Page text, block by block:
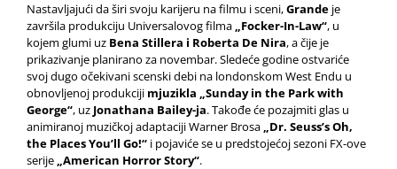
Nastavljajući da širi svoju karijeru na filmu i sceni,Grande je
završila produkciju Universalovog filma „Focker-In-Law“, u
kojem glumi uz Bena Stillera i Roberta De Nira, a čije je
prikazivanje planirano za novembar. Sledeće godine ostvariće
svoj dugo očekivani scenski debi na londonskom West Endu u
obnovljenoj produkciji mjuzikla „Sunday in the Park with
George“, uz Jonathana Bailey-ja. Takođe će pozajmiti glas u
animiranoj muzičkoj adaptaciji Warner Brosa „Dr. Seuss’s Oh,
the Places You’ll Go!“ i pojaviće se u predstojećoj sezoni FX-ove
serije „American Horror Story“.